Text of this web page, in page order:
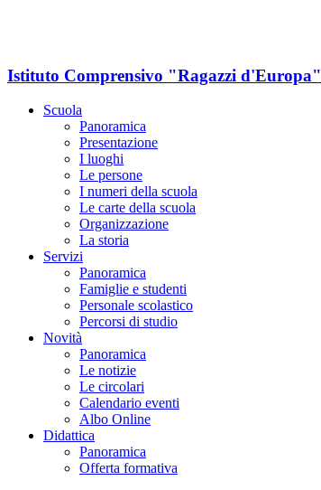
Istituto Comprensivo "Ragazzi d'Europa"
Scuola
Panoramica
Presentazione
I luoghi
Le persone
I numeri della scuola
Le carte della scuola
Organizzazione
La storia
Servizi
Panoramica
Famiglie e studenti
Personale scolastico
Percorsi di studio
Novità
Panoramica
Le notizie
Le circolari
Calendario eventi
Albo Online
Didattica
Panoramica
Offerta formativa